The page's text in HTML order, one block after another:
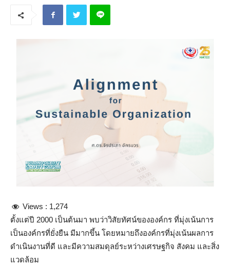
Views : 1,274
ตั้งแต่ปี 2000 เป็นต้นมา พบว่าวิสัยทัศน์ขององค์กร ที่มุ่งเน้นการ
เป็นองค์กรที่ยั่งยืน มีมากขึ้น โดยหมายถึงองค์กรที่มุ่งเน้นผลการ
ดำเนินงานที่ดี และมีความสมดุลย์ระหว่างเศรษฐกิจ สังคม และสิ่ง
แวดล้อม